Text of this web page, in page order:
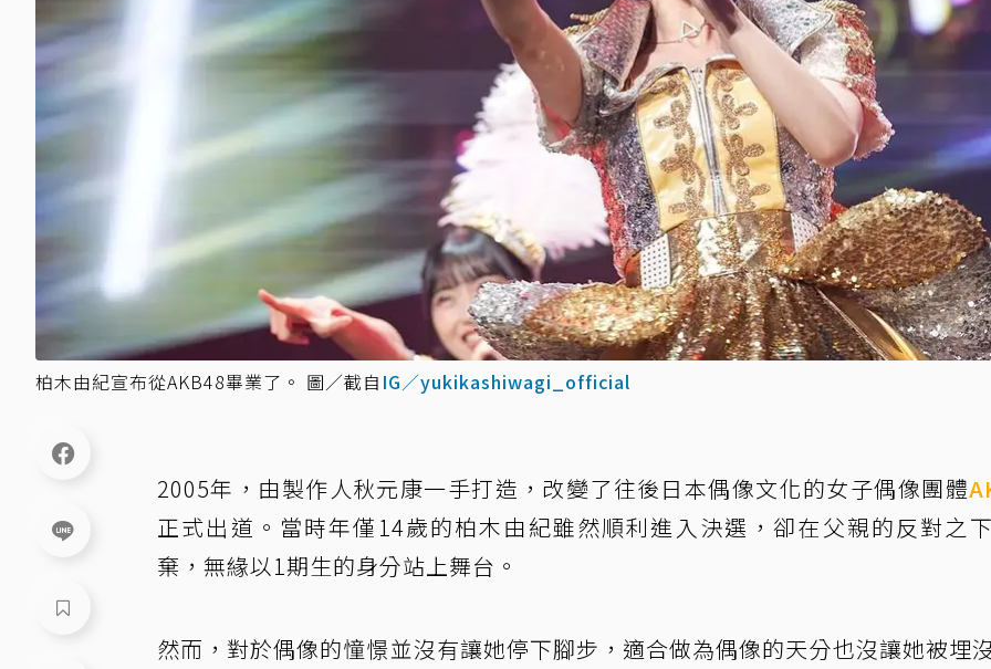
柏木由紀宣布從AKB48畢業了。 圖／截自 IG／yukikashiwagi_official
2005年，由製作人秋元康一手打造，改變了往後日本偶像文化的女子偶像團體
正式出道。當時年僅14歲的柏木由紀雖然順利進入決選，卻在父親的反對之
棄，無緣以1期生的身分站上舞台。
然而，對於偶像的憧憬並沒有讓她停下腳步，適合做為偶像的天分也沒讓她被埋